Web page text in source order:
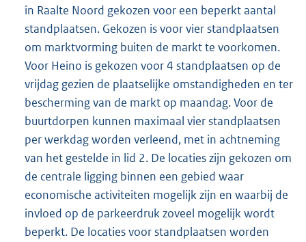
in Raalte Noord gekozen voor een beperkt aantal
standplaatsen. Gekozen is voor vier standplaatsen
om marktvorming buiten de markt te voorkomen.
Voor Heino is gekozen voor 4 standplaatsen op de
vrijdag gezien de plaatselijke omstandigheden en ter
bescherming van de markt op maandag. Voor de
buurtdorpen kunnen maximaal vier standplaatsen
per werkdag worden verleend, met in achtneming
van het gestelde in lid 2. De locaties zijn gekozen om
de centrale ligging binnen een gebied waar
economische activiteiten mogelijk zijn en waarbij de
invloed op de parkeerdruk zoveel mogelijk wordt
beperkt. De locaties voor standplaatsen worden